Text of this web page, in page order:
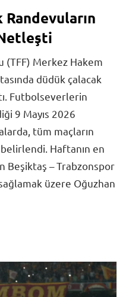
Randevuların
(TFF) Merkez Hakem
düdük çalacak
Futbolseverlerin
9 Mayıs 2026
tüm maçların
Haftanın en
Beşiktaş – Trabzonspor
üzere Oğuzhan